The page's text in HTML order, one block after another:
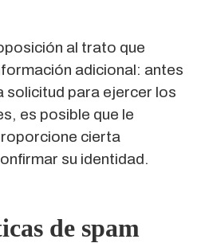
al trato que
adicional: antes
solicitud para ejercer los
es posible que le
cierta
su identidad.
de spam